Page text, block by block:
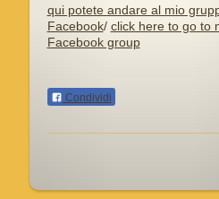
qui potete andare al mio
Facebook/ click here to go to
Facebook group
Condividi